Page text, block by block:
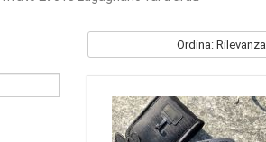
Ordina: Rilevanza